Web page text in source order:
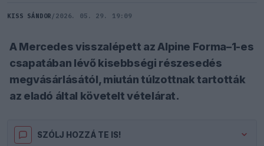
KISS SÁNDOR / 2026. 05. 29. 19:09
A Mercedes visszalépett az Alpine Forma–1-es
csapatában lévő kisebbségi részesedés
megvásárlásától, miután túlzottnak tartották
az eladó által követelt vételárat.
SZÓLJ HOZZÁ TE IS!